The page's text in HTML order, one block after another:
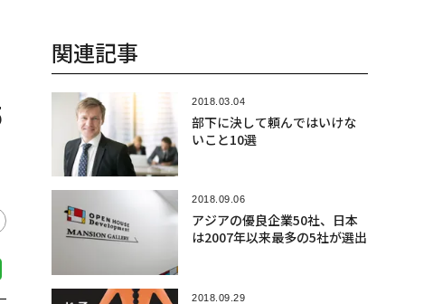
関連記事
2018.03.04
部下に決して頼んではいけな
いこと10選
2018.09.06
アジアの優良企業50社、日本
は2007年以来最多の5社が選出
2018.09.29